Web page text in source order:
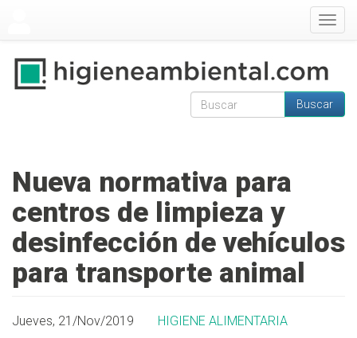
Formulario de
Buscar
Nueva normativa para
centros de limpieza y
desinfección de vehículos
para transporte animal
Jueves, 21/Nov/2019 HIGIENE ALIMENTARIA